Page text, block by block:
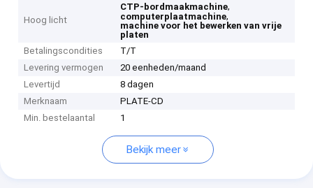
Hoog licht
CTP-bordmaakmachine,
computerplaatmachine,
machine voor het bewerken van vrije
platen
Betalingscondities
T/T
Levering vermogen
20 eenheden/maand
Levertijd
8 dagen
Merknaam
PLATE-CD
Min. bestelaantal
1
Bekijk meer